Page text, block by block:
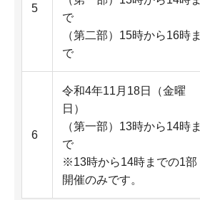
5
で
（第二部）15時から16時ま
で
6
令和4年11月18日（金曜
日）
（第一部）13時から14時ま
で
※13時から14時までの1部
開催のみです。